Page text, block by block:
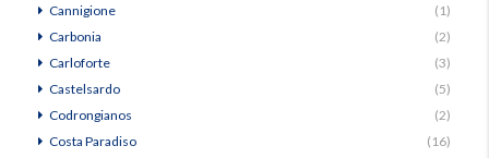
Cannigione
(1)
Carbonia
(2)
Carloforte
(3)
Castelsardo
(5)
Codrongianos
(2)
Costa Paradiso
(16)